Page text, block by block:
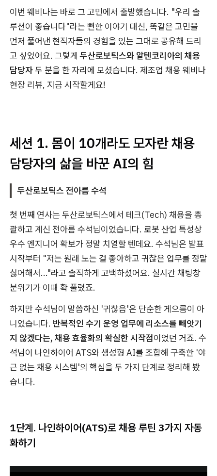
이번 웨비나는 바로 그 고민에서 출발했습니다. "우리 솔
루션이 좋습니다"라는 뻔한 이야기 대신, 똑같은 고민을
먼저 풀어낸 현직자들의 경험을 있는 그대로 공유해 드리
고 싶었어요. 그렇게두산로보틱스와 알텐코리아의 채용
담당자두 분을 한 자리에 모셨습니다. 제조업 채용 웨비나
현장 리뷰, 지금 시작할게요!
세션 1. 몸이 10개라도 모자란 채용
담당자의 삶을 바꾼 AI의 힘
두산로보틱스 전아름 수석
첫 번째 연사는 두산로보틱스에서 테크(Tech) 채용을 총
괄하고 계신 전아름 수석님이었습니다. 로봇 산업 특성상
우수 엔지니어 확보가 정말 치열할 텐데요. 수석님은 발표
시작부터 "저는 원래 노는 걸 좋아하고 귀찮은 업무를 정말
싫어해서..."라고 솔직하게 고백하셨어요. 실시간 채팅창
분위기가 이때 확 풀렸죠.
하지만 수석님이 말씀하신 '귀찮음'은 단순한 게으름이 아
니었습니다. 반복적인 수기 운영 업무에 리소스를 빼앗기
지 않겠다는, 채용 효율화의 확실한 시작점이었던 거죠. 수
석님이 나인하이어 ATS와 생성형 AI를 조합해 구축한 '야
근 없는 채용 시스템'의 핵심을 두 가지 단계로 정리해 봤
습니다.
1단계. 나인하이어(ATS)로 채용 루틴 3가지 자동
화하기